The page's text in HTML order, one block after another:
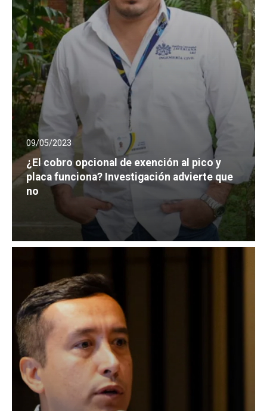
09/05/2023
¿El cobro opcional de exención al pico y
placa funciona? Investigación advierte que
no